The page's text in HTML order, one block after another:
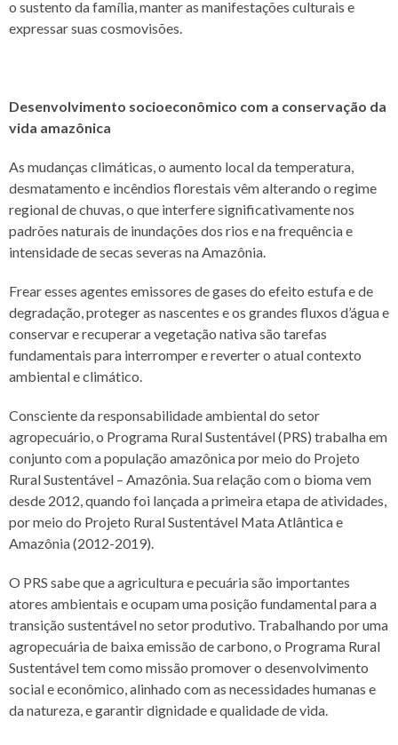
o sustento da família, manter as manifestações culturais e
expressar suas cosmovisões.
Desenvolvimento socioeconômico com a conservação da
vida amazônica
As mudanças climáticas, o aumento local da temperatura,
desmatamento e incêndios florestais vêm alterando o regime
regional de chuvas, o que interfere significativamente nos
padrões naturais de inundações dos rios e na frequência e
intensidade de secas severas na Amazônia.
Frear esses agentes emissores de gases do efeito estufa e de
degradação, proteger as nascentes e os grandes fluxos d’água e
conservar e recuperar a vegetação nativa são tarefas
fundamentais para interromper e reverter o atual contexto
ambiental e climático.
Consciente da responsabilidade ambiental do setor
agropecuário, o Programa Rural Sustentável (PRS) trabalha em
conjunto com a população amazônica por meio do Projeto
Rural Sustentável – Amazônia. Sua relação com o bioma vem
desde 2012, quando foi lançada a primeira etapa de atividades,
por meio do Projeto Rural Sustentável Mata Atlântica e
Amazônia (2012-2019).
O PRS sabe que a agricultura e pecuária são importantes
atores ambientais e ocupam uma posição fundamental para a
transição sustentável no setor produtivo. Trabalhando por uma
agropecuária de baixa emissão de carbono, o Programa Rural
Sustentável tem como missão promover o desenvolvimento
social e econômico, alinhado com as necessidades humanas e
da natureza, e garantir dignidade e qualidade de vida.